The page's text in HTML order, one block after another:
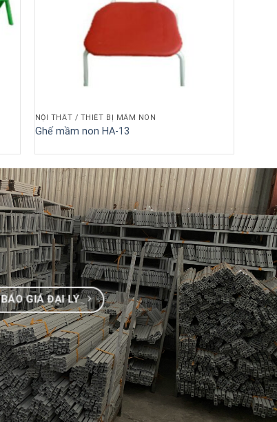
NỘI THẤT / THIẾT BỊ MẦM NON
Ghế mầm non HA-13
BÁO GIÁ ĐẠI LÝ